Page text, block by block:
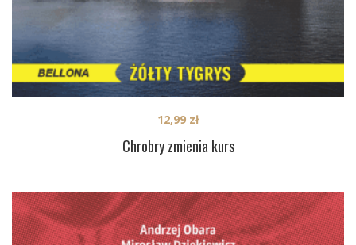
Chrobry zmienia kurs
12,99 zł